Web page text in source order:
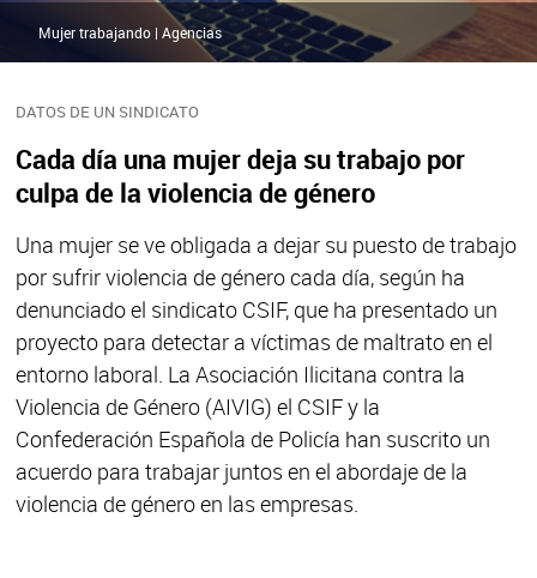
DATOS DE UN SINDICATO
Cada día una mujer deja su trabajo por
culpa de la violencia de género
Una mujer se ve obligada a dejar su puesto de trabajo
por sufrir violencia de género cada día, según ha
denunciado el sindicato CSIF, que ha presentado un
proyecto para detectar a víctimas de maltrato en el
entorno laboral. La Asociación Ilicitana contra la
Violencia de Género (AIVIG) el CSIF y la
Confederación Española de Policía han suscrito un
acuerdo para trabajar juntos en el abordaje de la
violencia de género en las empresas.
Mujer trabajando | Agencias